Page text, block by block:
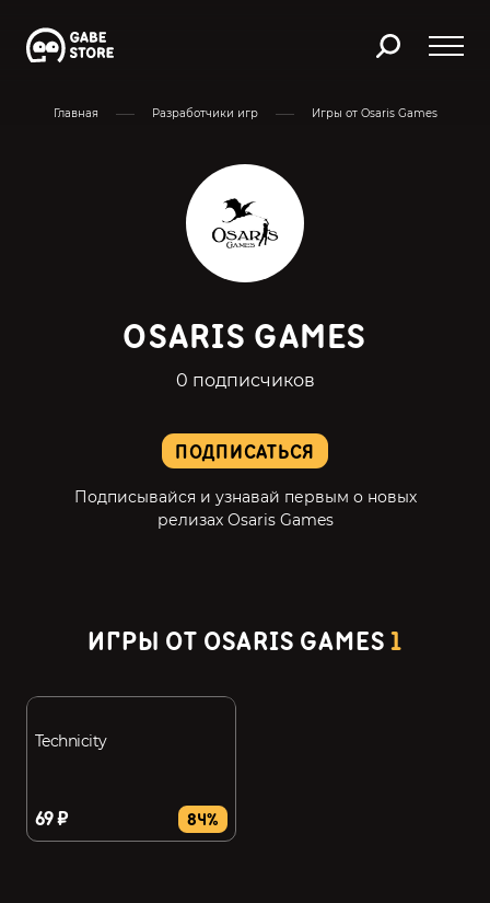
Главная Разработчики игр Игры от Osaris Games
ПОДПИСАТЬСЯ
Подписывайся и узнавай первым о новых
релизах Osaris Games
OSARIS GAMES
0 подписчиков
ИГРЫ ОТ OSARIS GAMES 1
Technicity
69 ₽ 84%